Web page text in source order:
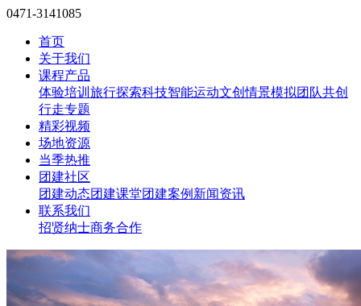
0471-3141085
首页
关于我们
课程产品
体验培训 旅行探索科技智能运动文创情景模拟团队共创
行走专题
精彩视频
场地资源
当季热推
团建社区
团建动态团建课堂团建案例 新闻资讯
联系我们
招贤纳士商务合作